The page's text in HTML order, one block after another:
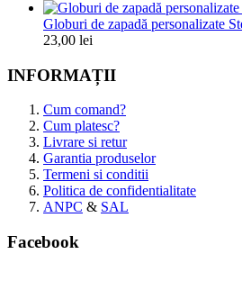
Globuri de zapadă personalizate
23,00 lei
INFORMAȚII
Cum comand?
Cum platesc?
Livrare si retur
Garantia produselor
Termeni si conditii
Politica de confidentialitate
ANPC & SAL
Facebook